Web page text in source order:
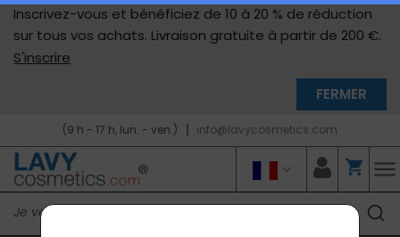
Inscrivez-vous et bénéficiez de 10 à 20 % de réduction
sur tous vos achats. Livraison gratuite à partir de 200 €.
S'inscrire
FERMER
(9 h - 17 h, lun. - ven.) info@lavycosmetics.com